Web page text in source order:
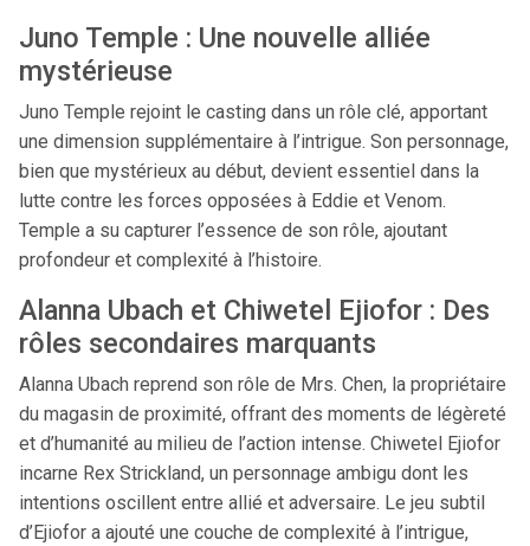
Juno Temple : Une nouvelle alliée
mystérieuse
Juno Temple rejoint le casting dans un rôle clé, apportant
une dimension supplémentaire à l’intrigue. Son personnage,
bien que mystérieux au début, devient essentiel dans la
lutte contre les forces opposées à Eddie et Venom.
Temple a su capturer l’essence de son rôle, ajoutant
profondeur et complexité à l’histoire.​
Alanna Ubach et Chiwetel Ejiofor : Des
rôles secondaires marquants
Alanna Ubach reprend son rôle de Mrs. Chen, la propriétaire
du magasin de proximité, offrant des moments de légèreté
et d’humanité au milieu de l’action intense. Chiwetel Ejiofor
incarne Rex Strickland, un personnage ambigu dont les
intentions oscillent entre allié et adversaire. Le jeu subtil
d’Ejiofor a ajouté une couche de complexité à l’intrigue,